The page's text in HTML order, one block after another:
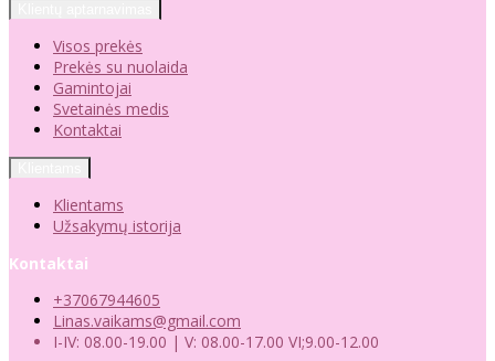
Visos prekės
Prekės su nuolaida
Gamintojai
Svetainės medis
Kontaktai
Klientams
Užsakymų istorija
Kontaktai
+37067944605
Linas.vaikams@gmail.com
I-IV: 08.00-19.00 | V: 08.00-17.00 VI;9.00-12.00